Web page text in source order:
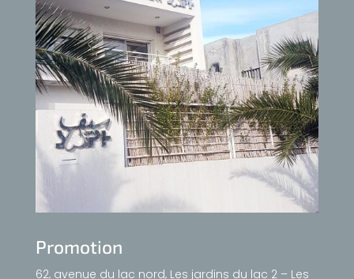
Promotion
62, avenue du lac nord, Les jardins du lac 2 – Les